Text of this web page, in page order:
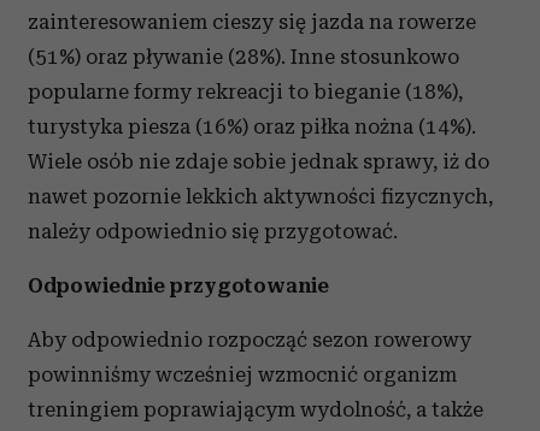
zainteresowaniem cieszy się jazda na rowerze
(51%) oraz pływanie (28%). Inne stosunkowo
popularne formy rekreacji to bieganie (18%),
turystyka piesza (16%) oraz piłka nożna (14%).
Wiele osób nie zdaje sobie jednak sprawy, iż do
nawet pozornie lekkich aktywności fizycznych,
należy odpowiednio się przygotować.
Odpowiednie przygotowanie
Aby odpowiednio rozpocząć sezon rowerowy
powinniśmy wcześniej wzmocnić organizm
treningiem poprawiającym wydolność, a także